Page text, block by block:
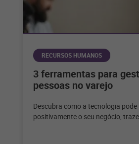
RECURSOS HUMANOS
3 ferramentas para
pessoas no varejo
Descubra como a tecnologia
positivamente o seu negócio,